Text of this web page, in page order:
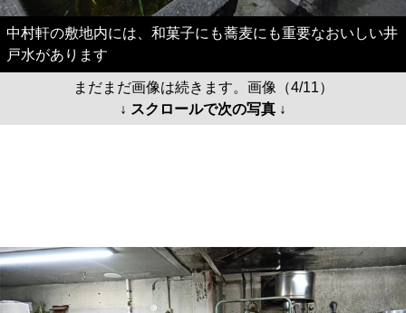
中村軒の敷地内には、和菓子にも蕎麦にも重要なおいしい井
戸水があります
まだまだ画像は続きます。画像（4/11）
↓ スクロールで次の写真 ↓